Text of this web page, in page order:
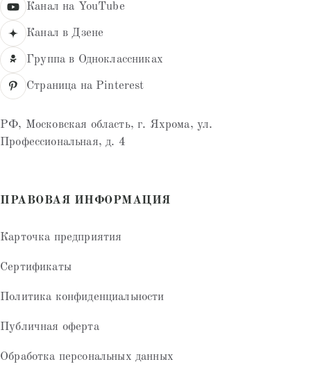
Канал на YouTube
Канал в Дзене
Группа в Одноклассниках
Страница на Pinterest
РФ, Московская область, г. Яхрома, ул.
Профессиональная, д. 4
ПРАВОВАЯ ИНФОРМАЦИЯ
Карточка предприятия
Сертификаты
Политика конфиденциальности
Публичная оферта
Обработка персональных данных